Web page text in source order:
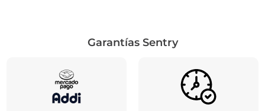
Garantías Sentry